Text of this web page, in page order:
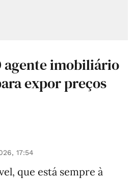
agente imobiliário
expor preços
17:54
que está sempre à